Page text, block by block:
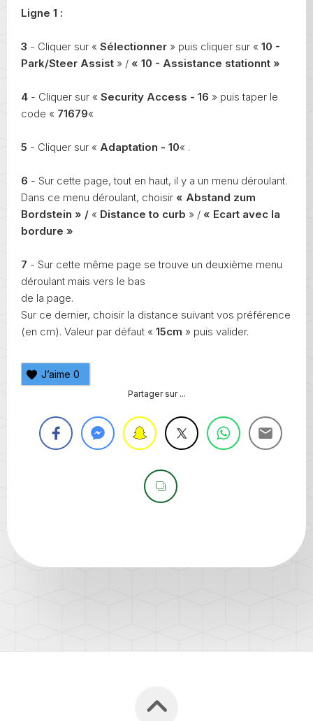
Ligne 1 :
3 - Cliquer sur « Sélectionner » puis cliquer sur « 10 -
Park/Steer Assist » / « 10 - Assistance stationnt »
4 - Cliquer sur « Security Access - 16 » puis taper le
code « 71679«
5 - Cliquer sur « Adaptation - 10« .
6 - Sur cette page, tout en haut, il y a un menu déroulant.
Dans ce menu déroulant, choisir « Abstand zum
Bordstein » / « Distance to curb » / « Ecart avec la
bordure »
7 - Sur cette même page se trouve un deuxième menu
déroulant mais vers le bas
de la page.
Sur ce dernier, choisir la distance suivant vos préférence
(en cm). Valeur par défaut « 15cm » puis valider.
J’aime 0
Partager sur ...